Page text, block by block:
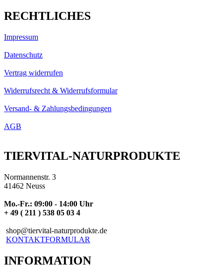
RECHTLICHES
Impressum
Datenschutz
Vertrag widerrufen
Widerrufsrecht & Widerrufsformular
Versand- & Zahlungsbedingungen
AGB
TIERVITAL-NATURPRODUKTE
Normannenstr. 3
41462 Neuss
Mo.-Fr.: 09:00 - 14:00 Uhr
+ 49 ( 211 ) 538 05 03 4
shop@tiervital-naturprodukte.de
KONTAKTFORMULAR
INFORMATION